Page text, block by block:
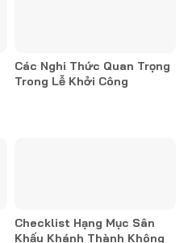
Các Nghi Thức Quan Trọng
Trong Lễ Khởi Công
Checklist Hạng Mục Sân
Khấu Khánh Thành Không